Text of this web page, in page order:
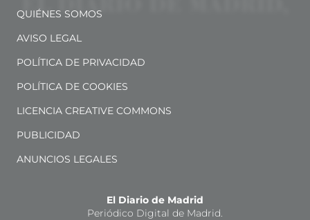
QUIÉNES SOMOS
AVISO LEGAL
POLÍTICA DE PRIVACIDAD
POLÍTICA DE COOKIES
LICENCIA CREATIVE COMMONS
PUBLICIDAD
ANUNCIOS LEGALES
El Diario de Madrid
Periódico Digital de Madrid.